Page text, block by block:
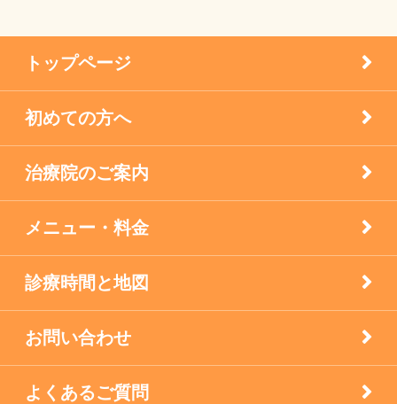
未分類
疾患
眼科の鍼灸
膝痛治療
西宮市のお店
逆子の鍼灸
メニエル病・突発性難聴のケア
トップページ
初めての方へ
治療院のご案内
メニュー・料金
診療時間と地図
お問い合わせ
よくあるご質問